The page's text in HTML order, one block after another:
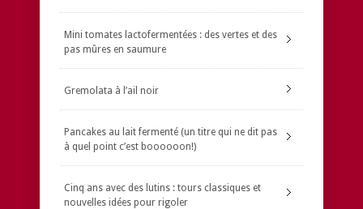
Mini tomates lactofermentées : des vertes et des
pas mûres en saumure
Gremolata à l’ail noir
Pancakes au lait fermenté (un titre qui ne dit pas
à quel point c’est boooooon!)
Cinq ans avec des lutins : tours classiques et
nouvelles idées pour rigoler